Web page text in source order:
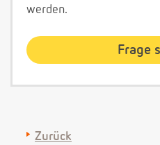
werden.
Zurück